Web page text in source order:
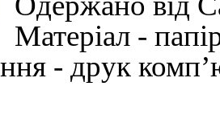
Матеріал -
- друк